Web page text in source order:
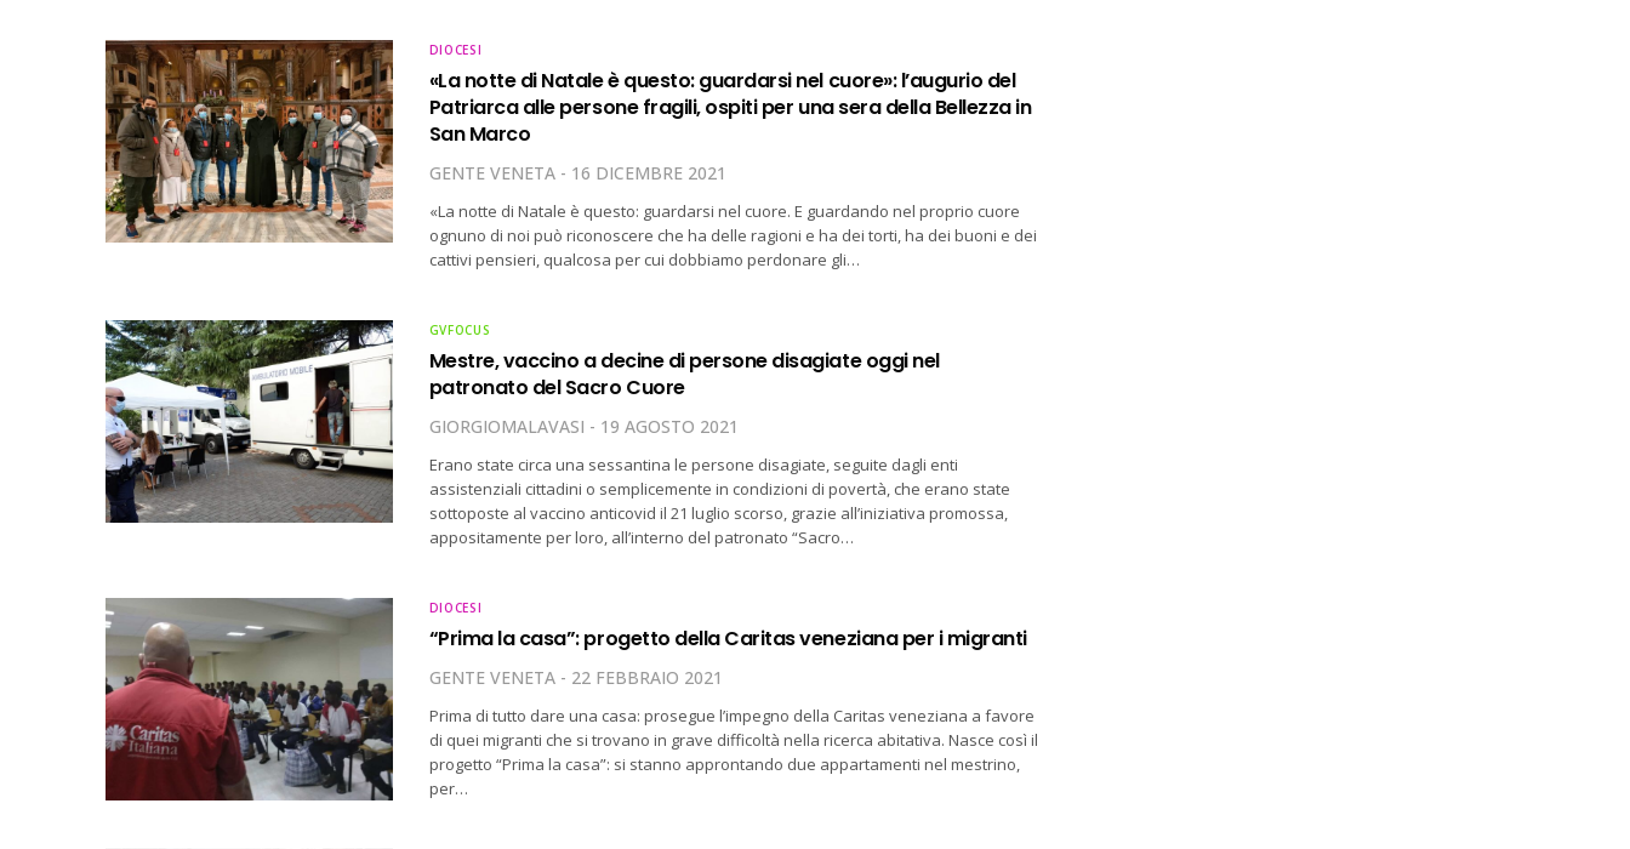
DIOCESI
«La notte di Natale è questo: guardarsi nel cuore»: l’augurio del
Patriarca alle persone fragili, ospiti per una sera della Bellezza in
San Marco
GENTE VENETA 16 DICEMBRE 2021
«La notte di Natale è questo: guardarsi nel cuore. E guardando nel proprio cuore
ognuno di noi può riconoscere che ha delle ragioni e ha dei torti, ha dei buoni e dei
cattivi pensieri, qualcosa per cui dobbiamo perdonare gli…
GVFOCUS
Mestre, vaccino a decine di persone disagiate oggi nel
patronato del Sacro Cuore
GIORGIOMALAVASI 19 AGOSTO 2021
Erano state circa una sessantina le persone disagiate, seguite dagli enti
assistenziali cittadini o semplicemente in condizioni di povertà, che erano state
sottoposte al vaccino anticovid il 21 luglio scorso, grazie all’iniziativa promossa,
appositamente per loro, all’interno del patronato “Sacro…
DIOCESI
“Prima la casa”: progetto della Caritas veneziana per i migranti
GENTE VENETA 22 FEBBRAIO 2021
Prima di tutto dare una casa: prosegue l’impegno della Caritas veneziana a favore
di quei migranti che si trovano in grave difficoltà nella ricerca abitativa. Nasce così il
progetto “Prima la casa”: si stanno approntando due appartamenti nel mestrino,
per…